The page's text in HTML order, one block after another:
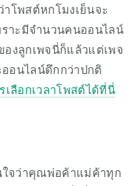
โพสต์หกโมงเย็นจะ
าะมีจำนวนคนออนไลน์
องลูกเพจนี่ก็แล้วแต่เพจ
อนไลน์ดึกกว่าปกติ
เลือกเวลาโพสต์ได้ที่นี่
ใจว่าคุณพ่อค้าแม่ค้าทุก